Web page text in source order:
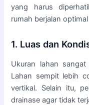
yang harus
rumah berjalan
1. Luas dan
Ukuran lahan
Lahan sempit lebih
vertikal. Selain itu,
drainase agar tidak